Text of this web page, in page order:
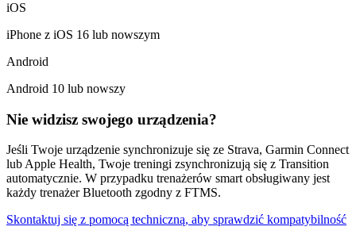
iOS
iPhone z iOS 16 lub nowszym
Android
Android 10 lub nowszy
Nie widzisz swojego urządzenia?
Jeśli Twoje urządzenie synchronizuje się ze Strava, Garmin Connect
lub Apple Health, Twoje treningi zsynchronizują się z Transition
automatycznie. W przypadku trenażerów smart obsługiwany jest
każdy trenażer Bluetooth zgodny z FTMS.
Skontaktuj się z pomocą techniczną, aby sprawdzić kompatybilność